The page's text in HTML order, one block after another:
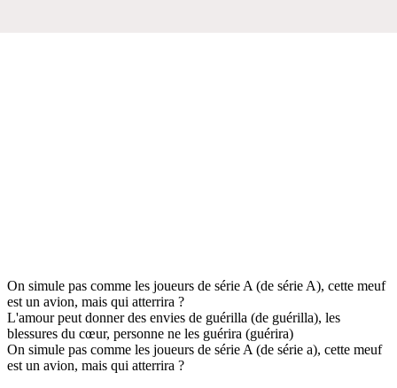
On simule pas comme les joueurs de série A (de série A), cette meuf
est un avion, mais qui atterrira ?
L'amour peut donner des envies de guérilla (de guérilla), les
blessures du cœur, personne ne les guérira (guérira)
On simule pas comme les joueurs de série A (de série a), cette meuf
est un avion, mais qui atterrira ?